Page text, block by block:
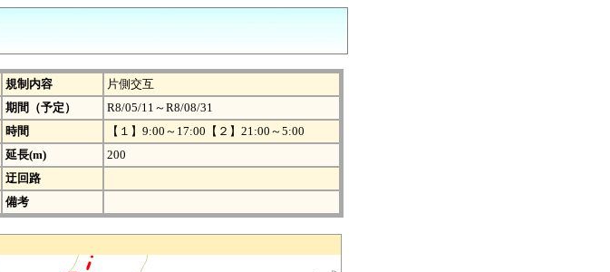
規制内容
片側交互
期間（予定）
R8/05/11～R8/08/31
時間
【１】9:00～17:00【２】21:00～5:00
延長(m)
200
迂回路
備考